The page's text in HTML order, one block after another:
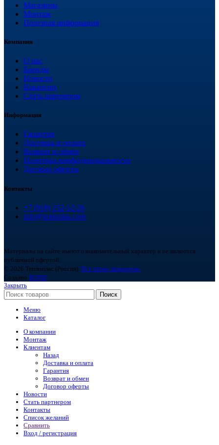
Магазины
Монтаж
Полезная информация
Компания
О нас
Бренды
Новости
Вакансии
Стать партнером
Информация
Гарантия
Доставка и оплата
Возврат и обмен
Политика конфиденциальности
Договор оферты
Контакты
+7 (918) 252-12-26
info@teploplas.com
Материалы на сайте имеют ознакомительный характер и не являются
публичной офертой.
© 2026 Теплоплас (Россия). Все права защищены.
Создано BOND
Закрыть
Поиск
Меню
Каталог
О компании
Монтаж
Клиентам
Назад
Доставка и оплата
Гарантия
Возврат и обмен
Договор оферты
Новости
Стать партнером
Контакты
Список желаний
Сравнить
Вход / регистрация